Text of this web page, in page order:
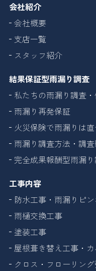
会社紹介
会社概要
支店一覧
スタッフ紹介
結果保証型雨漏り調査
私たちの雨漏り調査
雨漏り再発保証
火災保険で雨漏りは
雨漏り調査方法・調
完全成果報酬型雨漏
工事内容
防水工事・雨漏りピ
雨樋交換工事
塗装工事
屋根葺き替え工事・
クロス・フローリン